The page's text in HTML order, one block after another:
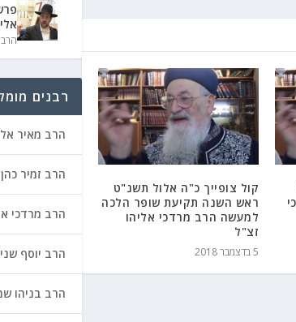
קול צופייך כ"ה אלול תשנ"ט
ראש השנה תקיעת שופר הלכה
למעשה הרב מרדכי אליהו
זצ"ל
5 בדצמבר 2018
רבנים
הרב מאיר
הרב זמיר כהן
הרב מרדכי
הרב יוסף שני
הרב בניהו